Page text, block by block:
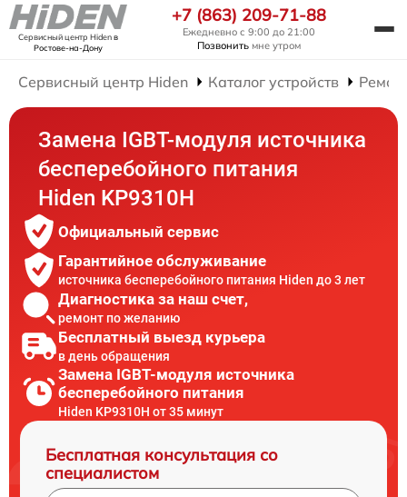
Сервисный центр Hidenв
Ростове-на-Дону
+7 (863) 209-71-88
Ежедневно с 9:00 до 21:00
Позвонить мне утром
Сервисный центр Hiden Каталог устройств
Замена IGBT-модуля источника
бесперебойного питания
Hiden KP9310H
Официальный сервис
Гарантийное обслуживание
источника бесперебойного питания Hiden до 3 лет
Диагностика за наш счет,
ремонт по желанию
Бесплатный выезд курьера
в день обращения
Замена IGBT-модуля источника
бесперебойного питания
Hiden KP9310H от 35 минут
Бесплатная консультация со
специалистом